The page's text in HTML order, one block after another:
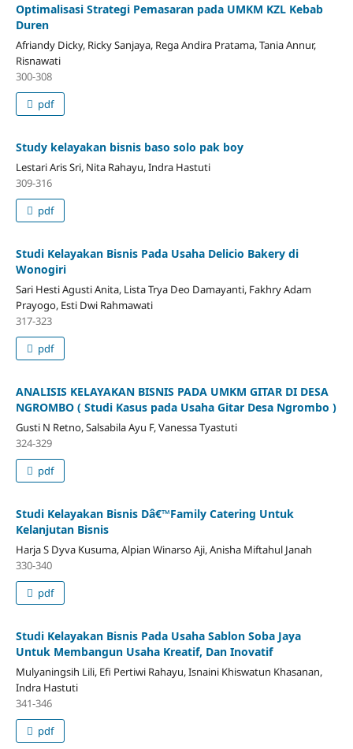
Optimalisasi Strategi Pemasaran pada UMKM KZL Kebab
Duren
Afriandy Dicky, Ricky Sanjaya, Rega Andira Pratama, Tania Annur,
Risnawati
300-308
pdf
Study kelayakan bisnis baso solo pak boy
Lestari Aris Sri, Nita Rahayu, Indra Hastuti
309-316
pdf
Studi Kelayakan Bisnis Pada Usaha Delicio Bakery di
Wonogiri
Sari Hesti Agusti Anita, Lista Trya Deo Damayanti, Fakhry Adam
Prayogo, Esti Dwi Rahmawati
317-323
pdf
ANALISIS KELAYAKAN BISNIS PADA UMKM GITAR DI DESA
NGROMBO ( Studi Kasus pada Usaha Gitar Desa Ngrombo )
Gusti N Retno, Salsabila Ayu F, Vanessa Tyastuti
324-329
pdf
Studi Kelayakan Bisnis Dâ€™Family Catering Untuk
Kelanjutan Bisnis
Harja S Dyva Kusuma, Alpian Winarso Aji, Anisha Miftahul Janah
330-340
pdf
Studi Kelayakan Bisnis Pada Usaha Sablon Soba Jaya
Untuk Membangun Usaha Kreatif, Dan Inovatif
Mulyaningsih Lili, Efi Pertiwi Rahayu, Isnaini Khiswatun Khasanan,
Indra Hastuti
341-346
pdf